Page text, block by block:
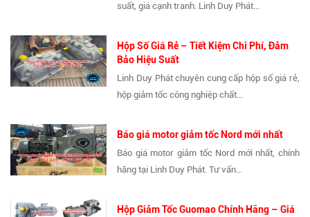
suất, giá cạnh tranh. Linh Duy Phát...
Hộp Số Giá Rẻ – Tiết Kiệm Chi Phí, Đảm
Bảo Hiệu Suất
Linh Duy Phát chuyên cung cấp hộp số giá rẻ,
hộp giảm tốc công nghiệp chất...
Báo giá motor giảm tốc Nord mới nhất
Báo giá motor giảm tốc Nord mới nhất, chính
hãng tại Linh Duy Phát. Tư vấn...
Hộp Giảm Tốc Guomao Chính Hãng – Giá